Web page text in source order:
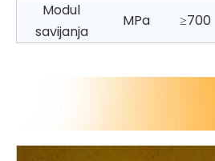
Modul
savijanja
MPa ≥700